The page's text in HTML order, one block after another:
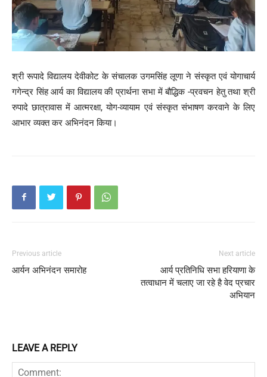
श्री रूपादे विद्यालय देवीकोट के संचालक उगमसिंह लूणा ने संस्कृत एवं योगाचार्य
गगेन्द्र सिंह आर्य का विद्यालय की प्रार्थना सभा में बौद्धिक -प्रवचन हेतु तथा श्री
रुपादे छात्रावास में आत्मरक्षा, योग-व्यायाम एवं संस्कृत संभाषण करवाने के लिए
आभार व्यक्त कर अभिनंदन किया।
Previous article
आर्यन अभिनंदन समारोह
Next article
आर्य प्रतिनिधि सभा हरियाणा के
तत्वाधान में चलाए जा रहे है वेद प्रचार
अभियान
LEAVE A REPLY